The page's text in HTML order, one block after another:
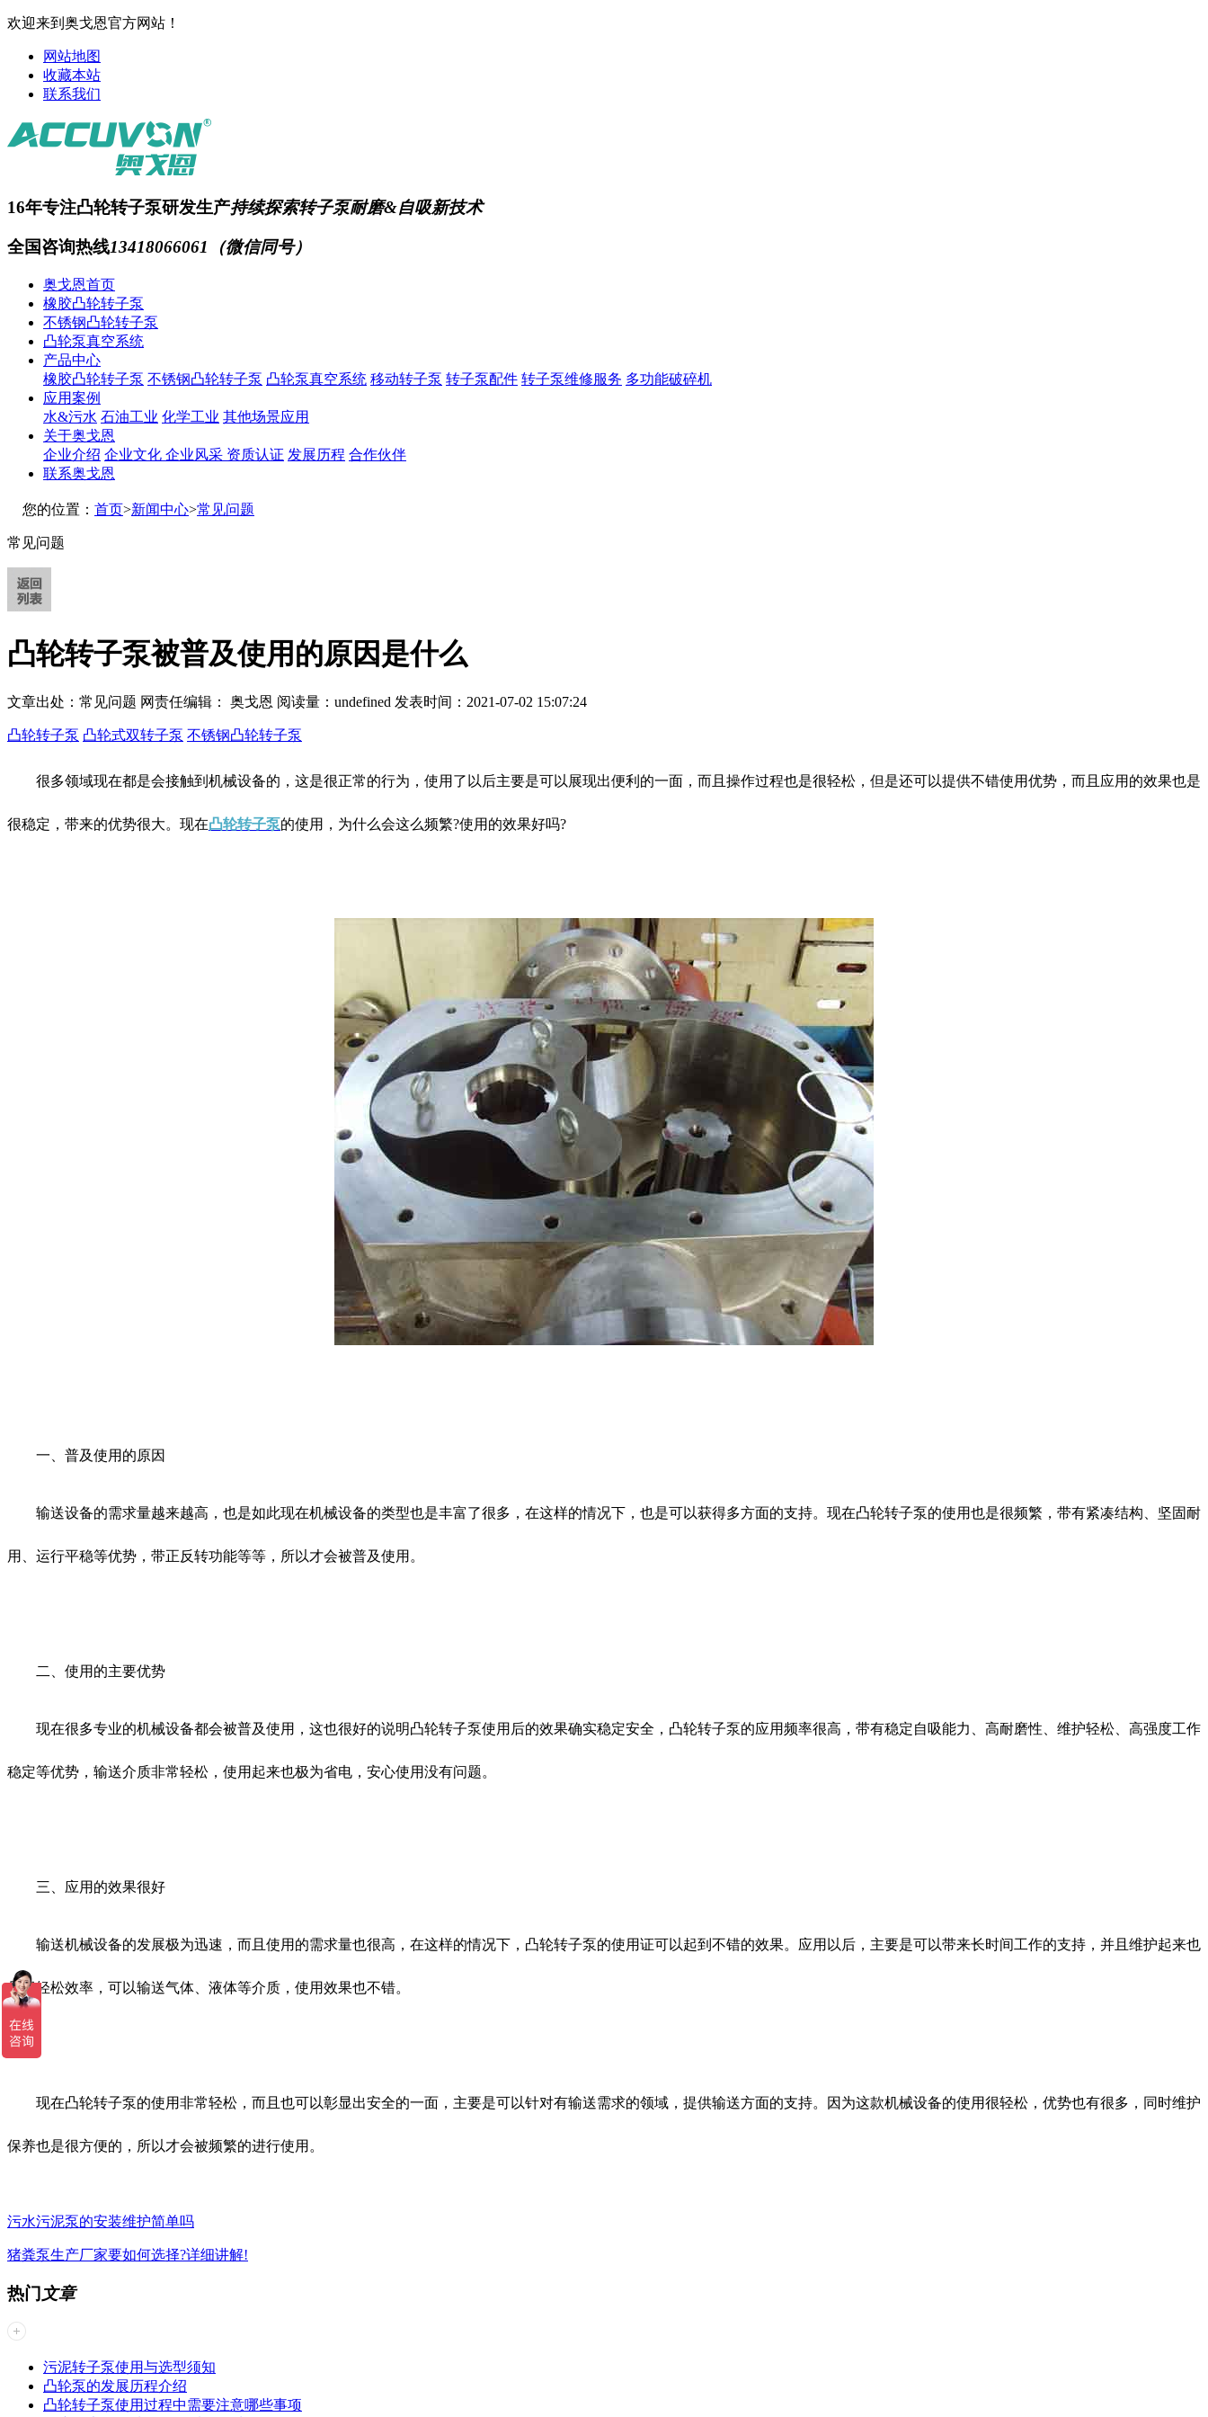
欢迎来到奥戈恩官方网站！
网站地图
收藏本站
联系我们
16年专注凸轮转子泵研发生产持续探索转子泵耐磨&自吸新技术
全国咨询热线13418066061（微信同号）
奥戈恩首页
橡胶凸轮转子泵
不锈钢凸轮转子泵
凸轮泵真空系统
产品中心
橡胶凸轮转子泵 不锈钢凸轮转子泵 凸轮泵真空系统 移动转子泵 转子泵配件 转子泵维修服务 多功能破碎机
应用案例
水&污水 石油工业 化学工业 其他场景应用
关于奥戈恩
企业介绍 企业文化 企业风采 资质认证 发展历程 合作伙伴
联系奥戈恩
您的位置： 首页>新闻中心>常见问题
常见问题
凸轮转子泵被普及使用的原因是什么
文章出处：常见问题 网责任编辑： 奥戈恩 阅读量： undefined 发表时间：2021-07-02 15:07:24
凸轮转子泵 凸轮式双转子泵 不锈钢凸轮转子泵
很多领域现在都是会接触到机械设备的，这是很正常的行为，使用了以后主要是可以展现出便利的一面，而且操作过程也是很轻松，但是还可以提供不错使用优势，而且应用的效果也是
很稳定，带来的优势很大。现在凸轮转子泵的使用，为什么会这么频繁?使用的效果好吗?
一、普及使用的原因
输送设备的需求量越来越高，也是如此现在机械设备的类型也是丰富了很多，在这样的情况下，也是可以获得多方面的支持。现在凸轮转子泵的使用也是很频繁，带有紧凑结构、坚固耐
用、运行平稳等优势，带正反转功能等等，所以才会被普及使用。
二、使用的主要优势
现在很多专业的机械设备都会被普及使用，这也很好的说明凸轮转子泵使用后的效果确实稳定安全，凸轮转子泵的应用频率很高，带有稳定自吸能力、高耐磨性、维护轻松、高强度工作
稳定等优势，输送介质非常轻松，使用起来也极为省电，安心使用没有问题。
三、应用的效果很好
输送机械设备的发展极为迅速，而且使用的需求量也很高，在这样的情况下，凸轮转子泵的使用证可以起到不错的效果。应用以后，主要是可以带来长时间工作的支持，并且维护起来也
是很轻松效率，可以输送气体、液体等介质，使用效果也不错。
现在凸轮转子泵的使用非常轻松，而且也可以彰显出安全的一面，主要是可以针对有输送需求的领域，提供输送方面的支持。因为这款机械设备的使用很轻松，优势也有很多，同时维护
保养也是很方便的，所以才会被频繁的进行使用。
污水污泥泵的安装维护简单吗
猪粪泵生产厂家要如何选择?详细讲解!
热门文章
污泥转子泵使用与选型须知
凸轮泵的发展历程介绍
凸轮转子泵使用过程中需要注意哪些事项